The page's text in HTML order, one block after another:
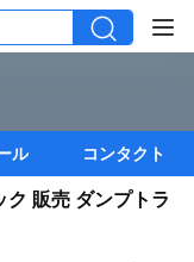
ル コンタクト
ク 販売 ダンプトラ